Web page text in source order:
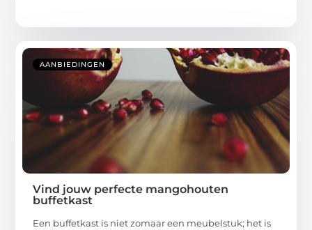
AANBIEDINGEN
Vind jouw perfecte mangohouten
buffetkast
Een buffetkast is niet zomaar een meubelstuk; het is